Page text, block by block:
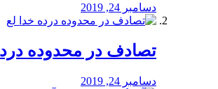
دسامبر 24, 2019
تصادف در محدوده
دسامبر 24, 2019